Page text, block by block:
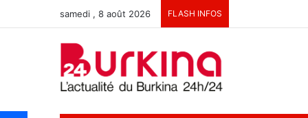
samedi , 8 août 2026 FLASH INFOS